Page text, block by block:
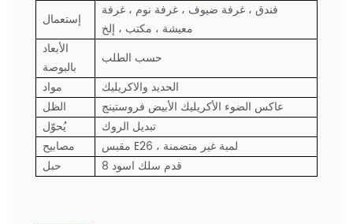
إستعمال
فندق ، غرفة ضيوف ، غرفة نوم ، غرفة
معيشة ، مكتب ، إلخ
الأبعاد
بالبوصة
حسب الطلب
مواد
الحديد والاكريليك
الظل
عاكس الضوء الأكريليك الأبيض فروستينج
يُحوّل
تبديل الروك
مصابيح
مقبس E26 ، لمبة غير متضمنة
حبل
8 قدم سلك اسود